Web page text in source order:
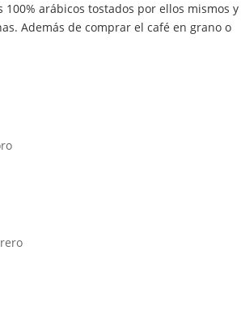
arábicos tostados por ellos mismos y
Además de comprar el café en grano o